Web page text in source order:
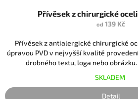
Přívěsek z chirurgické
od 139 Kč
Přívěsek z antialergické chirurgické
úpravou PVD v nejvyšší kvalitě
drobného textu, loga nebo
SKLADEM
Detail